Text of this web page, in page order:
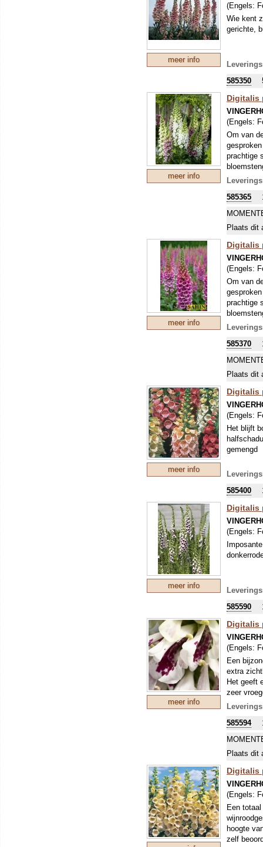
meer info
(Engels:
Wie kent
gerichte,
585350
meer info
Digitalis
(Engels:
Om van
prachtige
Op een
zacht-
585365
Plaats dit
meer info
Digitalis
(Engels:
Om van
prachtige
Hoogte 1-
585370
Plaats dit
meer info
Digitalis
(Engels:
Het blijft
gemengd
585400
meer info
Digitalis
(Engels:
585590
meer info
Digitalis
(Engels:
Een
extra
Het geeft
zeer
585594
Plaats dit
Digitalis
(Engels:
Een
hoogte
zelf